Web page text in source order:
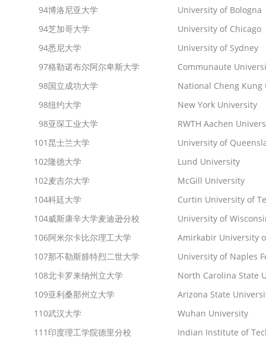
94博洛尼亚大学
University of Bologna
94芝加哥大学
University of Chicago
94悉尼大学
University of Sydney
97格勒诺布尔阿尔卑斯大学
Communaute
98国立成功大学
National Cheng Kung
98纽约大学
New York University
98亚琛工业大学
RWTH Aachen
101 昆士兰大学
University of
102隆德大学
Lund University
102麦吉尔大学
McGill University
104科廷大学
Curtin University of
104威斯康辛大学麦迪逊分校
University of
106阿米尔卡比尔理工大学
Amirkabir University
107那不勒斯腓特烈二世大学
University of Naples
108北卡罗来纳州立大学
North Carolina State
109亚利桑那州立大学
Arizona State
110武汉大学
Wuhan University
111 印度理工学院德里分校
Indian Institute of